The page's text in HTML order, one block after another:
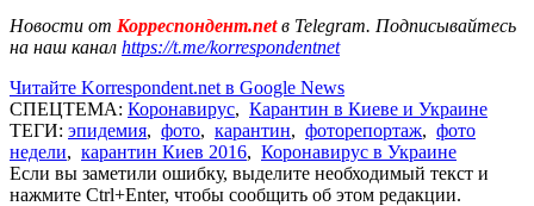
Новости от Корреспондент.netв Telegram. Подписывайтесь
на наш канал https://t.me/korrespondentnet
Читайте Korrespondent.net в Google News
СПЕЦТЕМА: Коронавирус, Карантин в Киеве и Украине
ТЕГИ: эпидемия, фото, карантин, фоторепортаж, фото
недели, карантин Киев 2016, Коронавирус в Украине
Если вы заметили ошибку, выделите необходимый текст и
нажмите Ctrl+Enter, чтобы сообщить об этом редакции.